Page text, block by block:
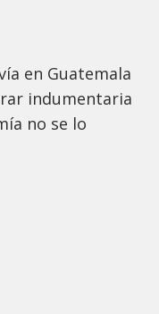
en Guatemala
indumentaria
no se lo